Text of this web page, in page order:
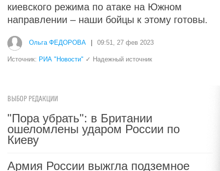
киевского режима по атаке на Южном
направлении – наши бойцы к этому готовы.
Ольга ФЕДОРОВА 09:51, 27 фев 2023
Источник: РИА "Новости" ✓ Надежный источник
ВЫБОР РЕДАКЦИИ
"Пора убрать": в Британии
ошеломлены ударом России по
Киеву
Армия России выжгла подземное